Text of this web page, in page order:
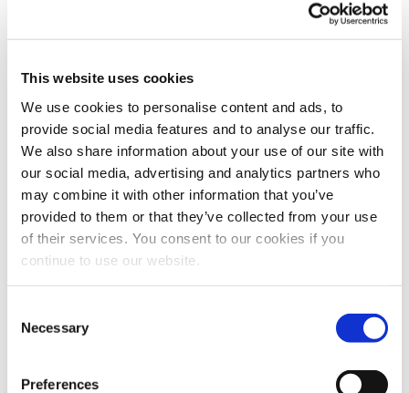
This website uses cookies
We use cookies to personalise content and ads, to
provide social media features and to analyse our traffic.
We also share information about your use of our site with
our social media, advertising and analytics partners who
may combine it with other information that you’ve
provided to them or that they’ve collected from your use
of their services. You consent to our cookies if you
continue to use our website.
Selection
Necessary
Preferences
exprime un jugement avec une marge d’erreur
similaire à celle de l’homme, mais nous
travaillons sur de nouveaux développements
visant à réduire de plus en plus cet écart.
Ce qui est certain, c’est que l’utilisation
intensive des nouvelles technologies exigera
que le département RH ait un niveau de
mécaniques seront effectuées